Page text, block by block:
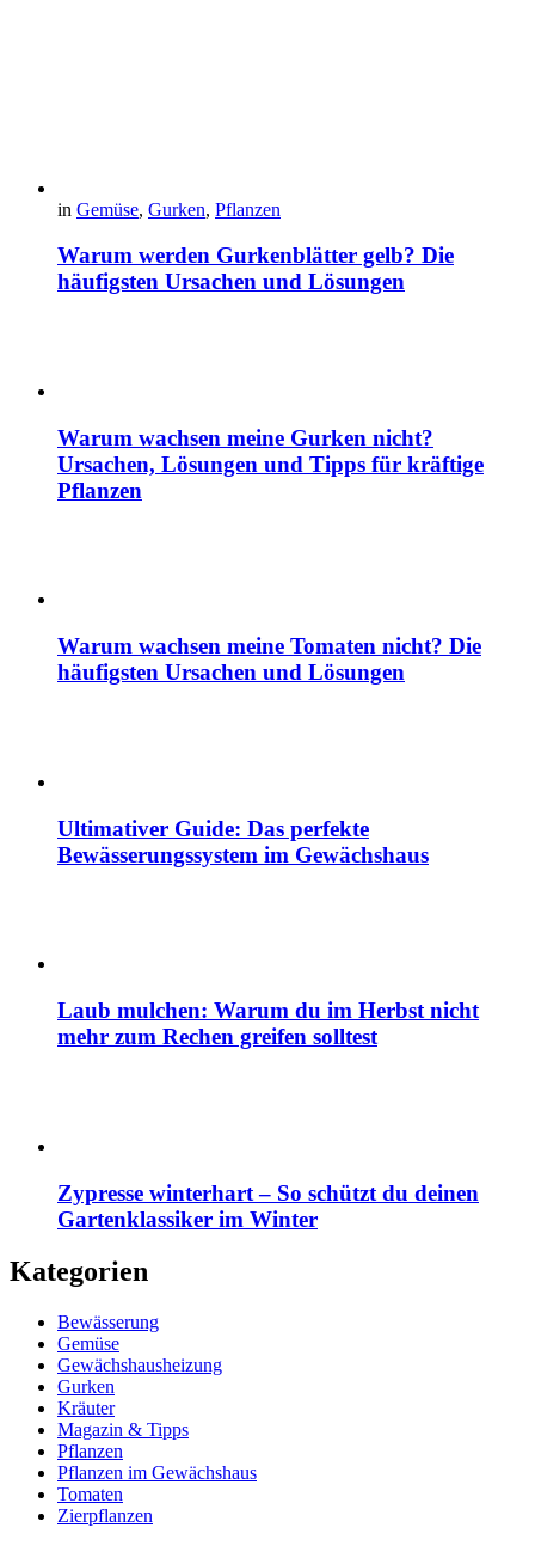
in Gemüse, Gurken, Pflanzen
Warum werden Gurkenblätter gelb? Die
häufigsten Ursachen und Lösungen
Warum wachsen meine Gurken nicht?
Ursachen, Lösungen und Tipps für kräftige
Pflanzen
Warum wachsen meine Tomaten nicht? Die
häufigsten Ursachen und Lösungen
Ultimativer Guide: Das perfekte
Bewässerungssystem im Gewächshaus
Laub mulchen: Warum du im Herbst nicht
mehr zum Rechen greifen solltest
Zypresse winterhart – So schützt du deinen
Gartenklassiker im Winter
Kategorien
Bewässerung
Gemüse
Gewächshausheizung
Gurken
Kräuter
Magazin & Tipps
Pflanzen
Pflanzen im Gewächshaus
Tomaten
Zierpflanzen